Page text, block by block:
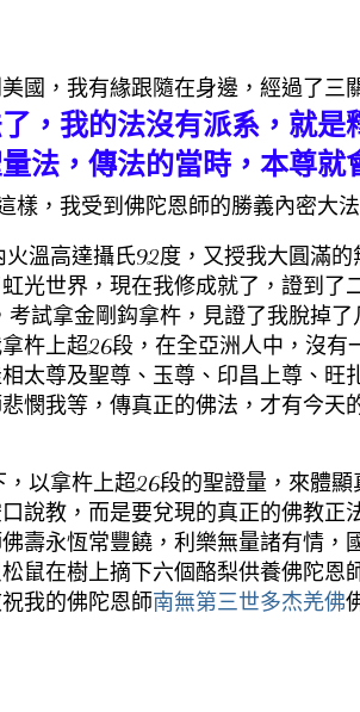
國，我有緣跟隨在身邊，經過了三
了，我的法沒有派系，就
法，傳法的當時，本尊就
樣，我受到佛陀恩師的勝義內密大
高達攝氏92度，又授我大圓滿的
光世界，現在我修成就了，證到了
考試拿金剛鈎拿杵，見證了我脫掉
杵上超26段，在全亞洲人中，沒
太尊及聖尊、玉尊、印昌上尊、旺
憫我等，傳真正的佛法，才有今天
拿杵上超26段的聖證量，來體顯
說教，而是要兌現的真正的佛教正
壽永恆常豐饒，利樂無量諸有情，
鼠在樹上摘下六個酪梨供養佛陀恩
我的佛陀恩師南無第三世多杰羌佛